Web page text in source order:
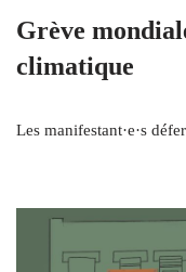
Grève
climatique
Les manifestant·e·s